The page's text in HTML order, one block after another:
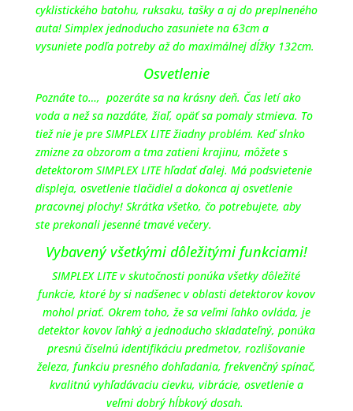
cyklistického batohu, ruksaku, tašky a aj do preplneného
auta! Simplex jednoducho zasuniete na 63cm a
vysuniete podľa potreby až do maximálnej dĺžky 132cm.
Osvetlenie
Poznáte to…, pozeráte sa na krásny deň. Čas letí ako
voda a než sa nazdáte, žiaľ, opäť sa pomaly stmieva. To
tiež nie je pre SIMPLEX LITE žiadny problém. Keď slnko
zmizne za obzorom a tma zatieni krajinu, môžete s
detektorom SIMPLEX LITE hľadať ďalej. Má podsvietenie
displeja, osvetlenie tlačidiel a dokonca aj osvetlenie
pracovnej plochy! Skrátka všetko, čo potrebujete, aby
ste prekonali jesenné tmavé večery.
Vybavený všetkými dôležitými funkciami!
SIMPLEX LITE v skutočnosti ponúka všetky dôležité
funkcie, ktoré by si nadšenec v oblasti detektorov kovov
mohol priať. Okrem toho, že sa veľmi ľahko ovláda, je
detektor kovov ľahký a jednoducho skladateľný, ponúka
presnú číselnú identifikáciu predmetov, rozlišovanie
železa, funkciu presného dohľadania, frekvenčný spínač,
kvalitnú vyhľadávaciu cievku, vibrácie, osvetlenie a
veľmi dobrý hĺbkový dosah.